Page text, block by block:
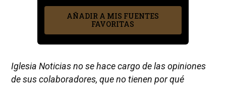
AÑADIR A MIS FUENTES
FAVORITAS
Iglesia Noticias no se hace cargo de las opiniones
de sus colaboradores, que no tienen por qué